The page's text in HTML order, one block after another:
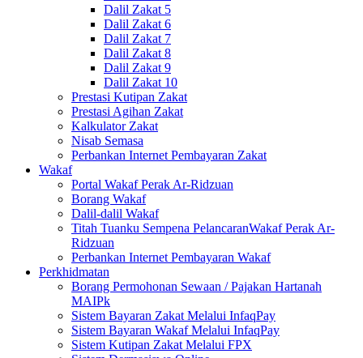
Dalil Zakat 5
Dalil Zakat 6
Dalil Zakat 7
Dalil Zakat 8
Dalil Zakat 9
Dalil Zakat 10
Prestasi Kutipan Zakat
Prestasi Agihan Zakat
Kalkulator Zakat
Nisab Semasa
Perbankan Internet Pembayaran Zakat
Wakaf
Portal Wakaf Perak Ar-Ridzuan
Borang Wakaf
Dalil-dalil Wakaf
Titah Tuanku Sempena PelancaranWakaf Perak Ar-
Ridzuan
Perbankan Internet Pembayaran Wakaf
Perkhidmatan
Borang Permohonan Sewaan / Pajakan Hartanah
MAIPk
Sistem Bayaran Zakat Melalui InfaqPay
Sistem Bayaran Wakaf Melalui InfaqPay
Sistem Kutipan Zakat Melalui FPX